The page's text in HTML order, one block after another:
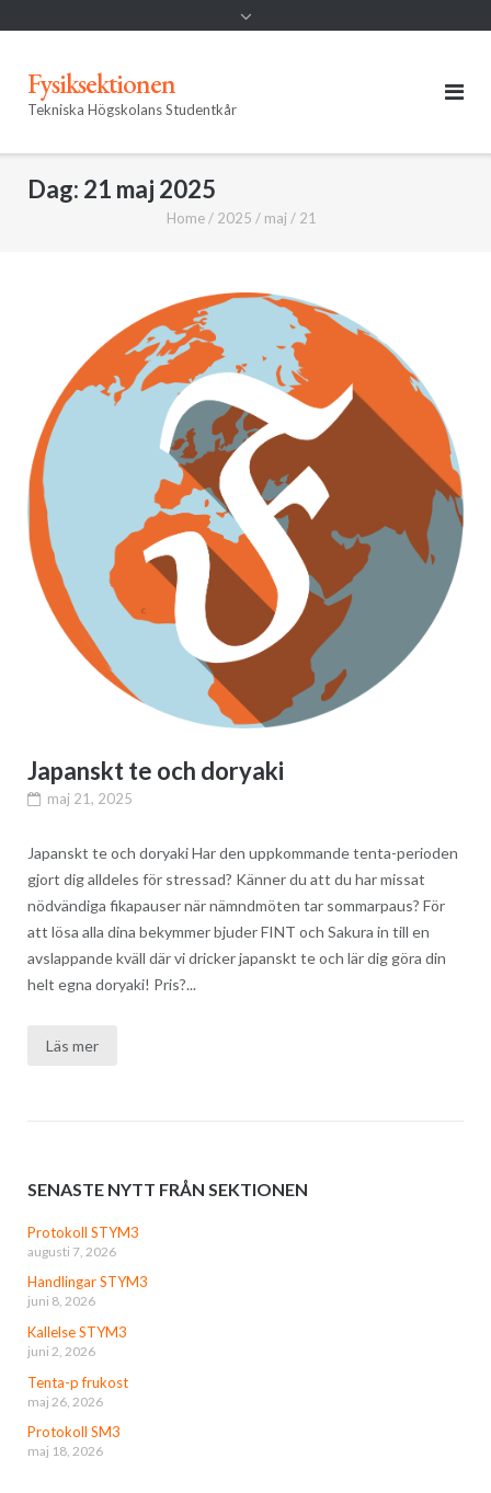
Fysiksektionen
Tekniska Högskolans Studentkår
Dag: 21 maj 2025
Home / 2025 / maj / 21
Japanskt te och doryaki
maj 21, 2025
Japanskt te och doryaki Har den uppkommande tenta-perioden
gjort dig alldeles för stressad? Känner du att du har missat
nödvändiga fikapauser när nämndmöten tar sommarpaus? För
att lösa alla dina bekymmer bjuder FINT och Sakura in till en
avslappande kväll där vi dricker japanskt te och lär dig göra din
helt egna doryaki! Pris?...
Läs mer
SENASTE NYTT FRÅN SEKTIONEN
Protokoll STYM3
augusti 7, 2026
Handlingar STYM3
juni 8, 2026
Kallelse STYM3
juni 2, 2026
Tenta-p frukost
maj 26, 2026
Protokoll SM3
maj 18, 2026